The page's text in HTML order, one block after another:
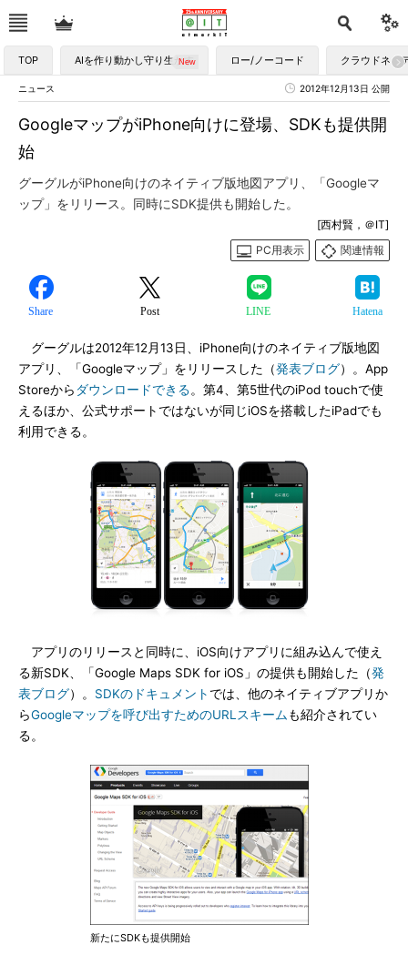
TOP AIを作り動かし守り生かす ロー/ノーコード クラウドネイ
ニュース 2012年12月13日 公開
GoogleマップがiPhone向けに登場、SDKも提供開
始
グーグルがiPhone向けのネイティブ版地図アプリ、「Googleマ
ップ」をリリース。同時にSDK提供も開始した。
[西村賢，＠IT]
PC用表示
関連情報
Share Post LINE Hatena
グーグルは2012年12月13日、iPhone向けのネイティブ版地図
アプリ、「Googleマップ」をリリースした（発表ブログ）。App
Storeから ダウンロードできる。第4、第5世代のiPod touchで使
えるほか、公式サポートではないが同じiOSを搭載したiPadでも
利用できる。
アプリのリリースと同時に、iOS向けアプリに組み込んで使え
る新SDK、「Google Maps SDK for iOS」の提供も開始した（発
表ブログ）。 SDKのドキュメント では、他のネイティブアプリか
らGoogleマップを呼び出すためのURLスキームも紹介されてい
る。
新たにSDKも提供開始